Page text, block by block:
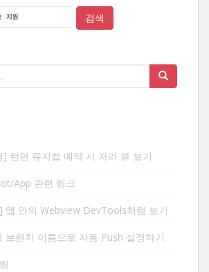
] 런던 뮤지컬 예약 시 자리 뷰 보기
App 관련 링크
앱 안의 Webview DevTools처럼 보기
브랜치 이름으로 자동 Push 설정하기